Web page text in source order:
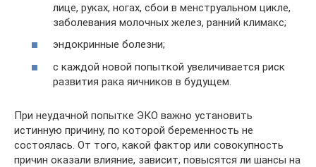
лице, руках, ногах, сбои в менструальном цикле,
заболевания молочных желез, ранний климакс;
эндокринные болезни;
с каждой новой попыткой увеличивается риск
развития рака яичников в будущем.
При неудачной попытке ЭКО важно установить
истинную причину, по которой беременность не
состоялась. От того, какой фактор или совокупность
причин оказали влияние, зависит, повысятся ли шансы на